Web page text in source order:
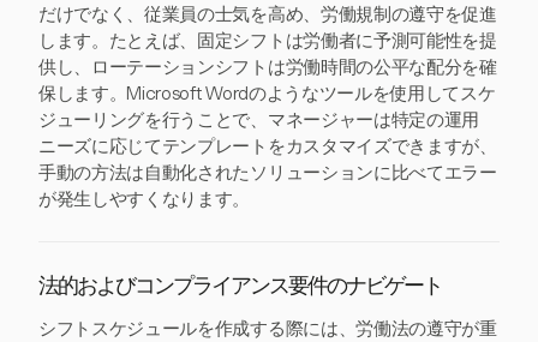
だけでなく、従業員の士気を高め、労働規制の遵守を促進
します。たとえば、固定シフトは労働者に予測可能性を提
供し、ローテーションシフトは労働時間の公平な配分を確
保します。Microsoft Wordのようなツールを使用してスケ
ジューリングを行うことで、マネージャーは特定の運用
ニーズに応じてテンプレートをカスタマイズできますが、
手動の方法は自動化されたソリューションに比べてエラー
が発生しやすくなります。
法的およびコンプライアンス要件のナビゲート
シフトスケジュールを作成する際には、労働法の遵守が重